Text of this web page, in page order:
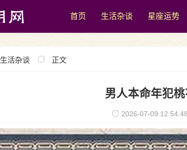
首页 生活杂谈 星座运势
生活杂谈 正文
男人本命年犯桃
2026-07-09